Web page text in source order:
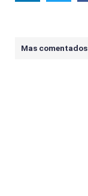
Mas comentados